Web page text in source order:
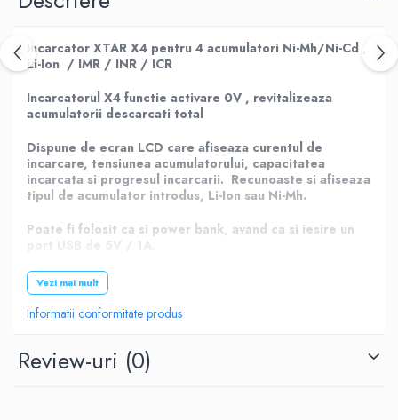
Incarcator XTAR X4 pentru 4 acumulatori Ni-Mh/Ni-Cd ,
Li-Ion / IMR / INR / ICR
Incarcatorul X4 functie activare 0V , revitalizeaza
acumulatorii descarcati total
Dispune de ecran LCD care afiseaza curentul de
incarcare, tensiunea acumulatorului, capacitatea
incarcata si progresul incarcarii. Recunoaste si afiseaza
tipul de acumulator introdus, Li-Ion sau Ni-Mh.
Poate fi folosit ca si power bank, avand ca si iesire un
port USB de 5V / 1A.
Functia „soft start” furnizeaza un curent slab la
inceputul incarcarii pentru a proteja acumulatorul.
18650, 18700, 20700, 21700, 22650, 26650
Vezi mai mult
Informatii conformitate produs
Review-uri (0)